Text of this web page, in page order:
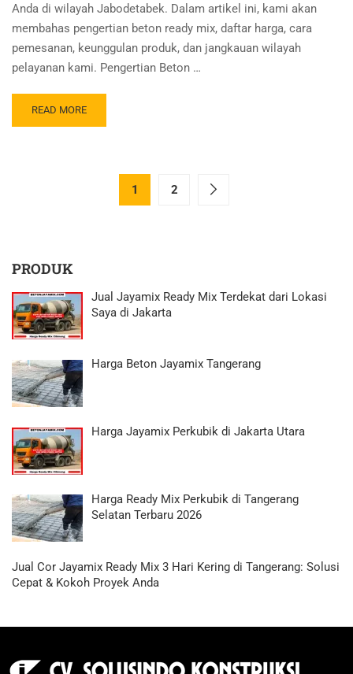
Anda di wilayah Jabodetabek. Dalam artikel ini, kami akan
membahas pengertian beton ready mix, daftar harga, cara
pemesanan, keunggulan produk, dan jangkauan wilayah
pelayanan kami. Pengertian Beton …
READ MORE
1 2
PRODUK
Jual Jayamix Ready Mix Terdekat dari Lokasi
Saya di Jakarta
Harga Beton Jayamix Tangerang
Harga Jayamix Perkubik di Jakarta Utara
Harga Ready Mix Perkubik di Tangerang
Selatan Terbaru 2026
Jual Cor Jayamix Ready Mix 3 Hari Kering di Tangerang: Solusi
Cepat & Kokoh Proyek Anda